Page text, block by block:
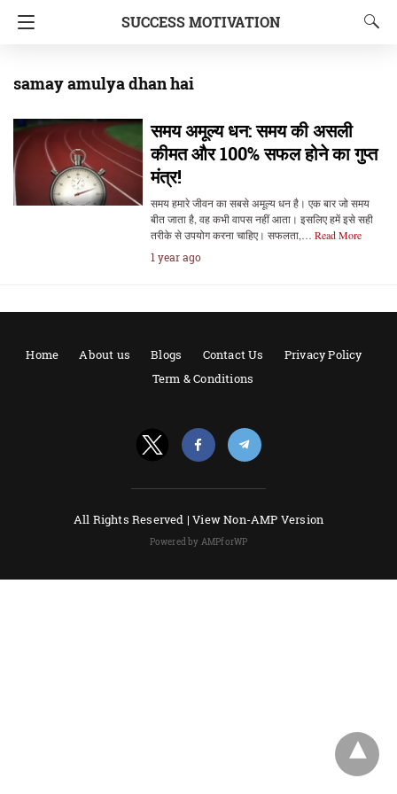
SUCCESS MOTIVATION
samay amulya dhan hai
समय अमूल्य धन: समय की असली
कीमत और 100% सफल होने का गुप्त
मंत्र!
समय हमारे जीवन का सबसे अमूल्य धन है। एक बार जो समय
बीत जाता है, वह कभी वापस नहीं आता। इसलिए हमें इसे सही
तरीके से उपयोग करना चाहिए। सफलता,… Read More
1 year ago
Home About us Blogs Contact Us
Privacy Policy
Term & Conditions
All Rights Reserved |View Non-AMP Version
Powered by AMPforWP